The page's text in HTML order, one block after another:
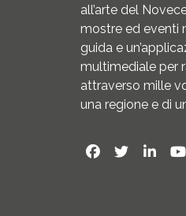
all’arte del
mostre ed eventi
guida e
multimediale per
attraverso mille
una regione e di